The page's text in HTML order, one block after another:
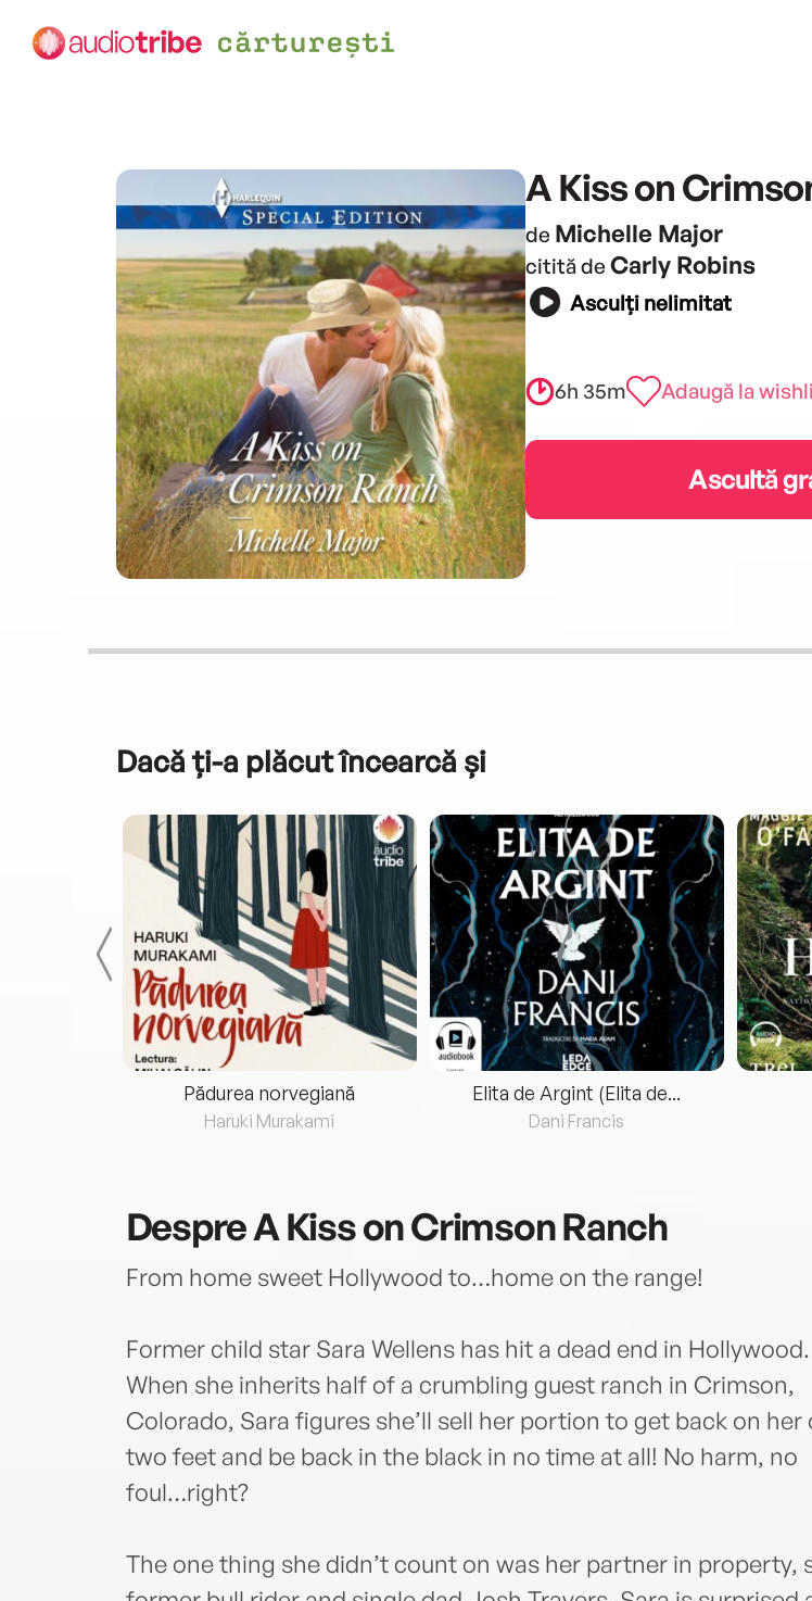
A Kiss on
de Michelle Major
citită de Carly Robins
Asculți nelimitat
6h 35m Adaugă la
Ascultă
Dacă ți-a plăcut încearcă și
Pădurea norvegiană
Haruki Murakami
Elita de Argint (Elita de...
Dani Francis
DespreA Kiss on Crimson Ranch
From home sweet Hollywood to…home on the range!
Former child star Sara Wellens has hit a dead end in Hollywood.
When she inherits half of a crumbling guest ranch in Crimson,
Colorado, Sara figures she’ll sell her portion to get back on her
two feet and be back in the black in no time at all! No harm, no
foul…right?
The one thing she didn’t count on was her partner in property,